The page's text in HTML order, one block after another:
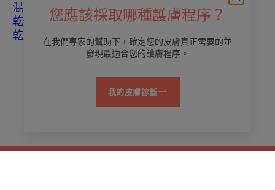
您應該採取哪種護膚程序？
在我們專家的幫助下，確定您的皮膚真正需要的並
發現最適合您的護膚程序。
我的皮膚診斷
混合性皮膚
乾性皮膚
乾燥和脫水
聯繫我們常見問題